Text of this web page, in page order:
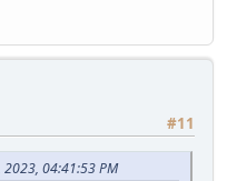
#11
04:41:53 PM